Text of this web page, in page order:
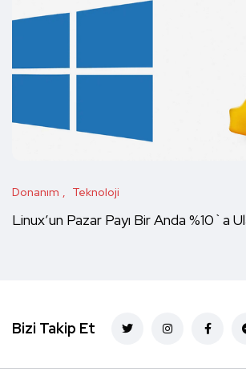
Donanım Teknoloji
Linux’un Pazar Payı Bir Anda %10`a
Bizi Takip Et